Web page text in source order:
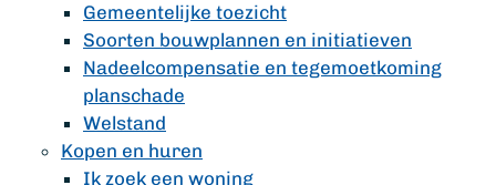
Gemeentelijke toezicht
Soorten bouwplannen en initiatieven
Nadeelcompensatie en tegemoetkoming
planschade
Welstand
Kopen en huren
Ik zoek een woning